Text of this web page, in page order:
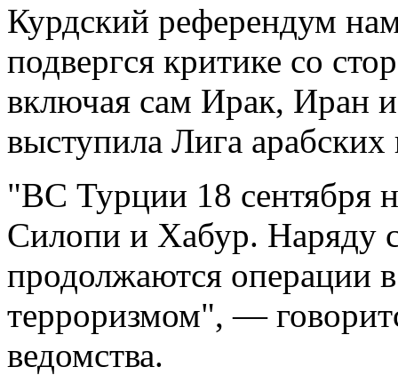
Курдский референдум
подвергся критике со
включая сам Ирак, Иран
выступила Лига арабских
"ВС Турции 18 сентября
Силопи и Хабур. Наряду
продолжаются операции
терроризмом", —
ведомства.